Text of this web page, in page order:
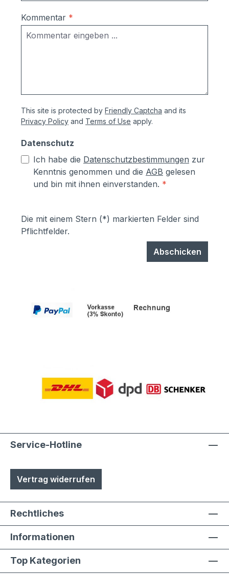
Kommentar *
This site is protected by Friendly Captcha and its
Privacy Policy and Terms of Use apply.
Datenschutz
Ich habe die Datenschutzbestimmungen zur
Kenntnis genommen und die AGB gelesen
und bin mit ihnen einverstanden. *
Die mit einem Stern (*) markierten Felder sind
Pflichtfelder.
Abschicken
Service-Hotline
Vertrag widerrufen
Rechtliches
Informationen
Top Kategorien